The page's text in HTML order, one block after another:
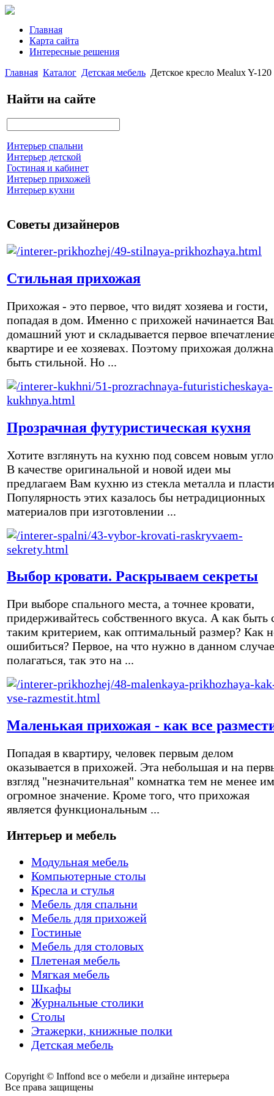
Главная
Карта сайта
Интересные решения
Главная Каталог Детская мебель Детское кресло Mealux Y-
Найти на сайте
Интерьер спальни
Интерьер детской
Гостиная и кабинет
Интерьер прихожей
Интерьер кухни
Советы дизайнеров
Стильная прихожая
Прихожая - это первое, что видят хозяева и гости,
попадая в дом. Именно с прихожей начинается
домашний уют и складывается первое
квартире и ее хозяевах. Поэтому прихожая должна
быть стильной. Но ...
Прозрачная футуристическая кухня
Хотите взглянуть на кухню под совсем новым
В качестве оригинальной и новой идеи мы
предлагаем Вам кухню из стекла металла и
Популярность этих казалось бы нетрадиционных
материалов при изготовлении ...
Выбор кровати. Раскрываем секреты
При выборе спального места, а точнее кровати,
придерживайтесь собственного вкуса. А как быть
таким критерием, как оптимальный размер? Как
ошибиться? Первое, на что нужно в данном случае
полагаться, так это на ...
Маленькая прихожая - как все
Попадая в квартиру, человек первым делом
оказывается в прихожей. Эта небольшая и на
взгляд "незначительная" комнатка тем не менее
огромное значение. Кроме того, что прихожая
является функциональным ...
Интерьер и мебель
Модульная мебель
Компьютерные столы
Кресла и стулья
Мебель для спальни
Мебель для прихожей
Гостиные
Мебель для столовых
Плетеная мебель
Мягкая мебель
Шкафы
Журнальные столики
Столы
Этажерки, книжные полки
Детская мебель
Copyright © Inffond все о мебели и дизайне интерьера
Все права защищены